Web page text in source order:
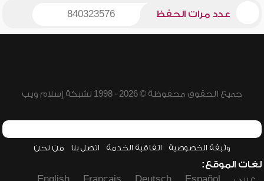
عدد مرات الحفظ 840323576
جميع الحقوق محفوظة © 2026 - 1998 لشبكة إسلام ويب
وثيقة الخصوصية اتفاقية الخدمة اتصل بنا من نحن
لغات الموقع: